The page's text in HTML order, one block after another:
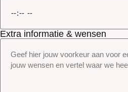
Extra informatie & wensen